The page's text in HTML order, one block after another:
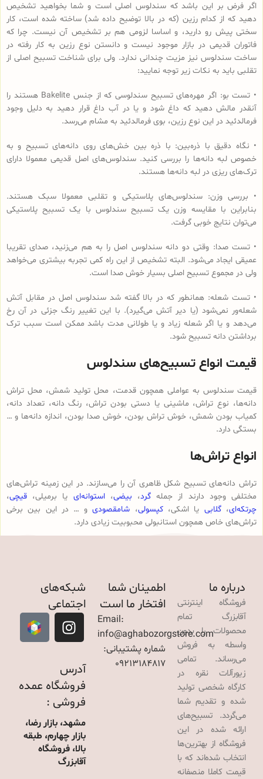
اگر فرض بر این باشد که سندلوس اصلی است و شما بخواهید تشخیص
دهید که از کدام رزین (که در بالا توضیح داده شد) ساخته شده است، کار
سختی پیش رو دارید، و اساسا لزومی هم بر تشخیص آن نیست. چرا که
فاتوران قدیمی در بازار موجود نیست و دانستن نوع رزین به کار رفته در
ساخت سندلوس نیز مزیت چندانی ندارد. ولی برای شناخت تسبیح اصلی از
تقلبی باید به نکات زیر توجه نمایید:
• تست بو: اگر مهره‌های تسبیح‌ سندلوسی که از جنس Bakelite هستند را
آنقدر مالش دهید که داغ شود و یا در آب داغ قرار دهید به دلیل وجود
فرمالدئید در این نوع رزین، بوی فرمالدئید به مشام می‌رسد.
• نگاه دقیق با ذره‌بین: با ذره بین خش‌های روی دانه‌های تسبیح و به
خصوص لبه دانه‌ها را بررسی کنید. سندلوس‌های اصل قدیمی معمولا دارای
ترک‌های ریزی در لبه دانه‌ها هستند.
• بررسی وزن: سندلوس‌های پلاستیکی و تقلبی معمولا سبک هستند.
بنابراین با مقایسه وزن یک تسبیح سندلوس با یک تسبیح پلاستیکی
می‌توان نتایج خوبی گرفت.
• تست صدا: وقتی دو دانه سندلوس اصل را به هم می‌زنید، صدای تقریبا
عمیقی ایجاد می‌شود. البته تشخیص از این راه کمی تجربه بیشتری می‌خواهد
ولی در مجموع تسبیح اصلی بسیار خوش صدا است.
• تست شعله: همانطور که در بالا گفته شد سندلوس اصل در مقابل آتش
شعله‌ور نمی‌شود (یا دیر آتش می‌گیرد). با این تغییر رنگ جزئی در آن رخ
می‌دهد و یا اگر شعله زیاد و یا طولانی مدت باشد ممکن است سبب ترک
برداشتن دانه تسبیح شود.
قیمت انواع تسبیح‌های سندلوس
قیمت سندلوس به عواملی همچون قدمت، محل تولید شمش، محل تراش
دانه‌ها، نوع تراش، ماشینی یا دستی بودن تراش، رنگ دانه، تعداد دانه،
کمیاب بودن شمش، خوش تراش بودن، خوش صدا بودن، اندازه دانه‌ها و …
بستگی دارد.
انواع تراش‌ها
تراش دانه‌های تسبیح شکل ظاهری آن را می‌سازند. در این زمینه تراش‌های
مختلفی وجود دارند از جمله گرد، بیضی،استوانه‌ای یا برمیلی، قیچی،
چرتکه‌ای،گلابی یا اشکی،کپسولی، شامقصودیو … در این بین برخی
تراش‌های خاص همچون استانبولی محبوبیت زیادی دارد.
درباره ما
فروشگاه اینترنتی
آقابزرگ تمام
محصولات را بدون
واسطه به فروش
می‌رساند. تمامی
زیورآلات نقره در
کارگاه شخصی تولید
شده و تقدیم شما
می‌گردد. تسبیح‌های
ارائه شده در این
فروشگاه از بهترین‌ها
انتخاب شده‌اند که با
قیمت کاملا منصفانه
اطمینان شما
افتخار ما است
Email:
info@aghabozorgstore.com
شماره پشتیبانی:
09213184817
شبکه‌های
اجتماعی
آدرس
فروشگاه عمده
فروشی :
مشهد، بازار رضا،
بازار چهارم، طبقه
بالا، فروشگاه
آقابزرگ